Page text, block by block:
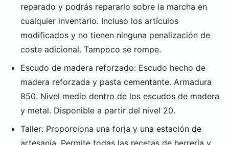
reparado y podrás repararlo sobre la marcha en
cualquier inventario. Incluso los artículos
modificados y no tienen ninguna penalización de
coste adicional. Tampoco se rompe.
Escudo de madera reforzado: Escudo hecho de
madera reforzada y pasta cementante. Armadura
850. Nivel medio dentro de los escudos de madera
y metal. Disponible a partir del nivel 20.
Taller: Proporciona una forja y una estación de
artesanía. Permite todas las recetas de herrería y